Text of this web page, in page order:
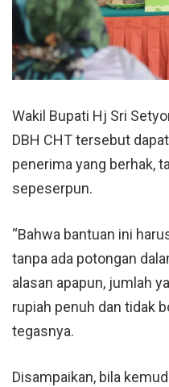
Wakil Bupati Hj Sri
DBH CHT tersebut
penerima yang berhak,
sepeserpun.
“Bahwa bantuan ini
tanpa ada potongan
alasan apapun, jumlah
rupiah penuh dan tidak
tegasnya.
Disampaikan, bila